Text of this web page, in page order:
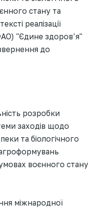
стану та
реалізації
"Єдине здоров’я"
до
розробки
заходів щодо
та біологічного
воєнного стану
міжнародної